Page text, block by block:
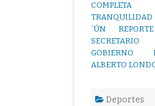
COMPLETA
´ÚN
GOBIERNO
ALBERTO
Deportes